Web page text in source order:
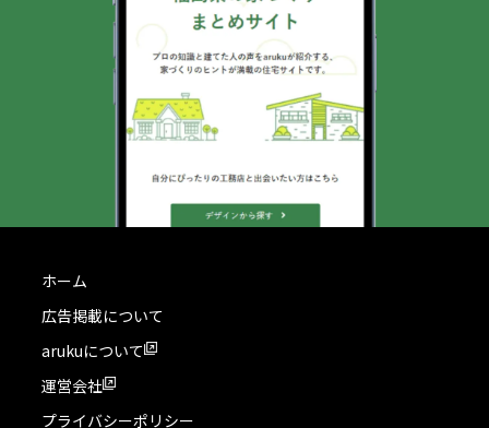
ホーム
広告掲載について
arukuについて
運営会社
プライバシーポリシー